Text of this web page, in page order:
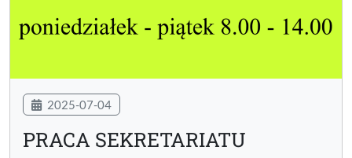
2025-07-04
PRACA SEKRETARIATU